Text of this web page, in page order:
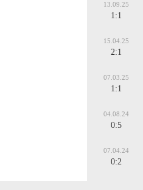
13.09.25
1:1
15.04.25
2:1
07.03.25
1:1
04.08.24
0:5
07.04.24
0:2